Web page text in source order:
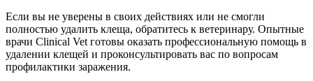
Если вы не уверены в своих действиях или не смогли
полностью удалить клеща, обратитесь к ветеринару. Опытные
врачи Clinical Vet готовы оказать профессиональную помощь в
удалении клещей и проконсультировать вас по вопросам
профилактики заражения.